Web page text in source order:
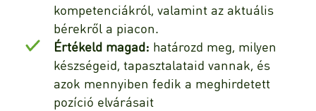
kompetenciákról, valamint az aktuális
bérekről a piacon.
Értékeld magad: határozd meg, milyen
készségeid, tapasztalataid vannak, és
azok mennyiben fedik a meghirdetett
pozíció elvárásait